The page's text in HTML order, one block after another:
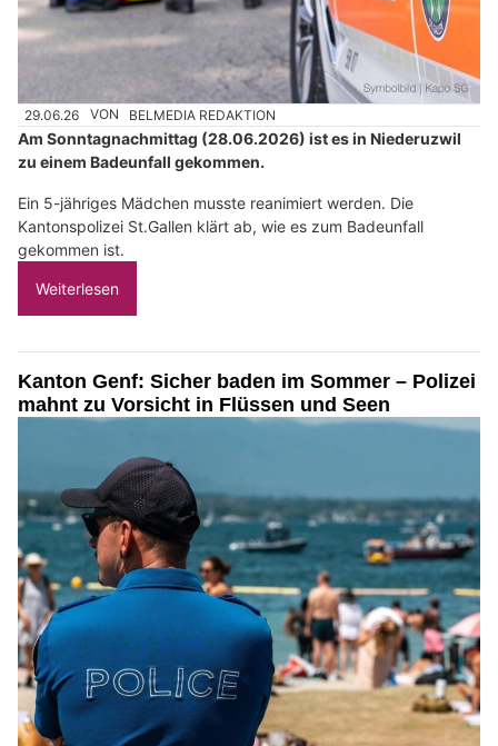
29.06.26 VON BELMEDIA REDAKTION
Am Sonntagnachmittag (28.06.2026) ist es in Niederuzwil
zu einem Badeunfall gekommen.
Ein 5-jähriges Mädchen musste reanimiert werden. Die
Kantonspolizei St.Gallen klärt ab, wie es zum Badeunfall
gekommen ist.
Weiterlesen
Kanton Genf: Sicher baden im Sommer – Polizei
mahnt zu Vorsicht in Flüssen und Seen